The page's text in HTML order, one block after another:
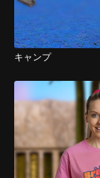
キャンプ